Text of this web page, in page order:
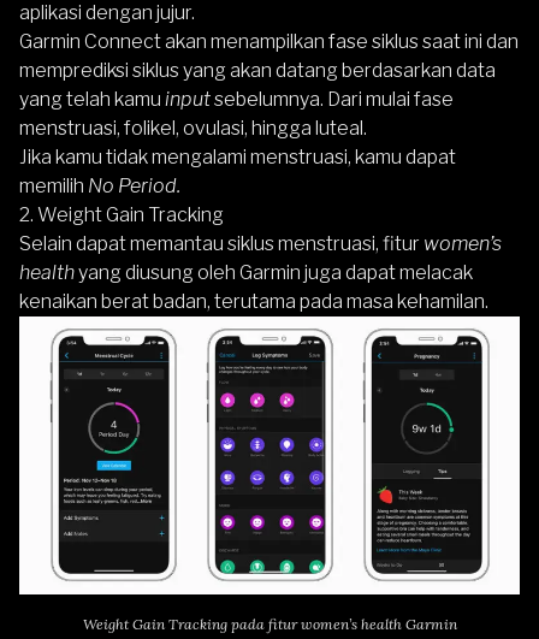
aplikasi dengan jujur.
Garmin Connect akan menampilkan fase siklus saat ini dan
memprediksi siklus yang akan datang berdasarkan data
yang telah kamu inputsebelumnya. Dari mulai fase
menstruasi, folikel, ovulasi, hingga luteal.
Jika kamu tidak mengalami menstruasi, kamu dapat
memilih No Period.
2. Weight Gain Tracking
Selain dapat memantau siklus menstruasi, fitur women’s
healthyang diusung oleh Garmin juga dapat melacak
kenaikan berat badan, terutama pada masa kehamilan.
Weight Gain Tracking pada fitur women’s health Garmin